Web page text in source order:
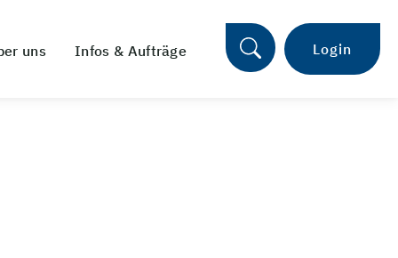
uns Infos & Aufträge Login